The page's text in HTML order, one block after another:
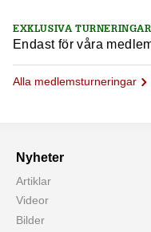
EXKLUSIVA TURNERINGAR
Endast för våra
Alla medlemsturneringar
Nyheter
Artiklar
Videor
Bilder